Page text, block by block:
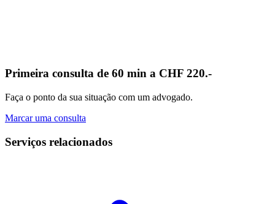
Primeira consulta de 60 min a CHF 220.-
Faça o ponto da sua situação com um advogado.
Marcar uma consulta
Serviços relacionados